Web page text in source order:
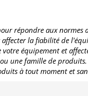
répondre aux
la fiabilité de
équipement et
une famille de
à tout moment et